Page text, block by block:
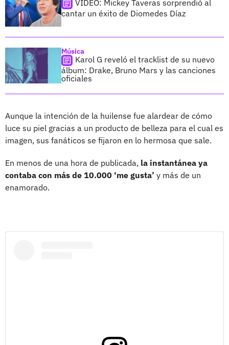
VIDEO: Mickey Taveras sorprendió al
cantar un éxito de Diomedes Díaz
Música
Karol G reveló el tracklist de su nuevo
álbum: Drake, Bruno Mars y las canciones
oficiales
Aunque la intención de la huilense fue alardear de cómo
luce su piel gracias a un producto de belleza para el cual es
imagen, sus fanáticos se fijaron en lo hermosa que sale.
En menos de una hora de publicada, la instantánea ya
contaba con más de 10.000 ‘me gusta’ y más de un
enamorado.